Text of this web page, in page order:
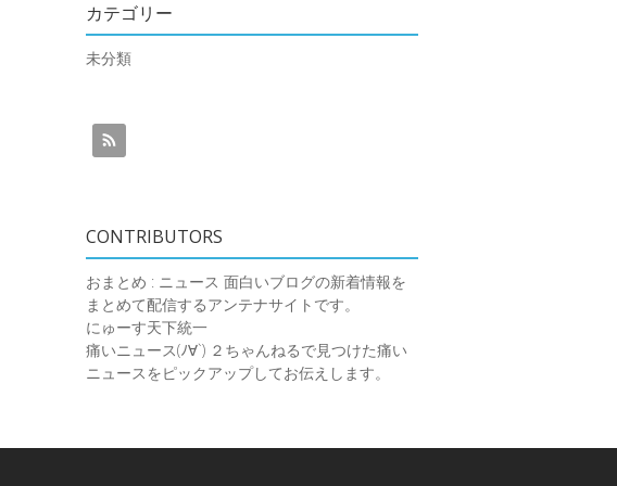
カテゴリー
未分類
CONTRIBUTORS
おまとめ : ニュース 面白いブログの新着情報を
まとめて配信するアンテナサイトです。
にゅーす天下統一
痛いニュース(ﾉ∀`) ２ちゃんねるで見つけた痛い
ニュースをピックアップしてお伝えします。